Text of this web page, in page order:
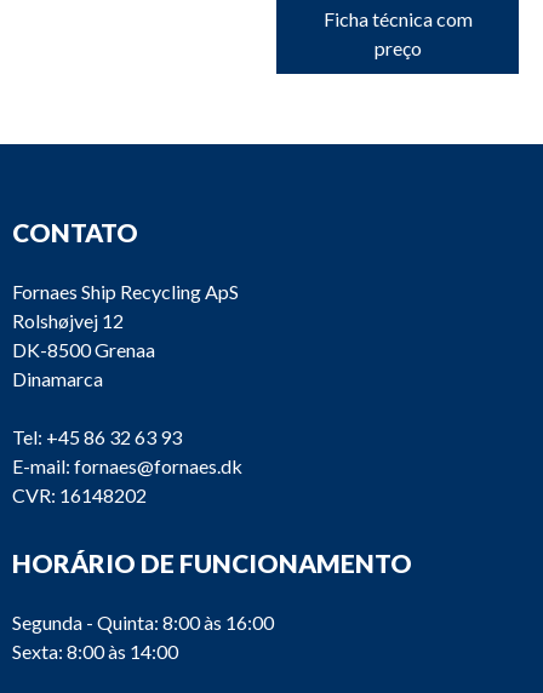
Ficha técnica com
preço
CONTATO
Fornaes Ship Recycling ApS
Rolshøjvej 12
DK-8500 Grenaa
Dinamarca
Tel: +45 86 32 63 93
E-mail: fornaes@fornaes.dk
CVR: 16148202
HORÁRIO DE FUNCIONAMENTO
Segunda - Quinta: 8:00 às 16:00
Sexta: 8:00 às 14:00